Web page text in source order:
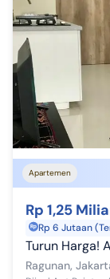
Apartemen
Rp 1,25
Rp 6 Jutaan
Turun Harga!
Ragunan,